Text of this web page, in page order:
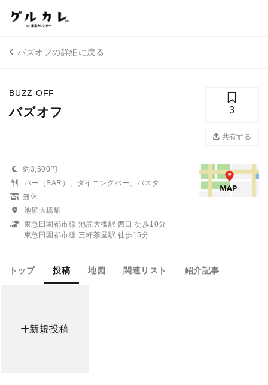
バズオフの詳細に戻る
BUZZ OFF
バズオフ 3
共有する
約3,500円
バー（BAR）、ダイニングバー、パスタ
無休
池尻大橋駅
東急田園都市線 池尻大橋駅 西口 徒歩10分
東急田園都市線 三軒茶屋駅 徒歩15分
トップ 投稿 地図 関連リスト 紹介記事
新規投稿